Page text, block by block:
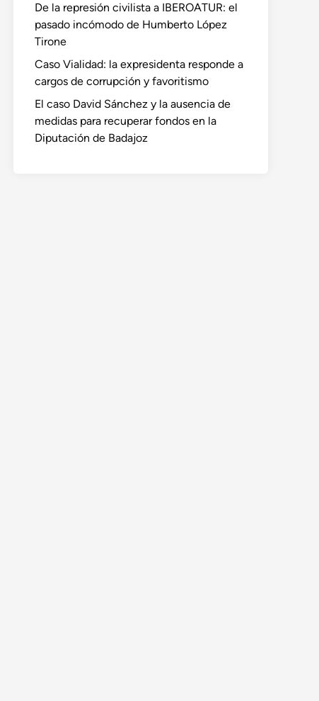
De la represión civilista a IBEROATUR: el
pasado incómodo de Humberto López
Tirone
Caso Vialidad: la expresidenta responde a
cargos de corrupción y favoritismo
El caso David Sánchez y la ausencia de
medidas para recuperar fondos en la
Diputación de Badajoz